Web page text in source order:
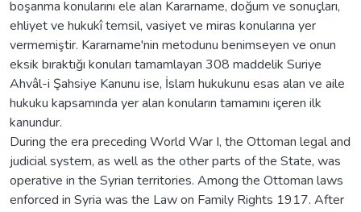
boşanma konularını ele alan Kararname, doğum ve sonuçları,
ehliyet ve hukukî temsil, vasiyet ve miras konularına yer
vermemiştir. Kararname'nin metodunu benimseyen ve onun
eksik bıraktığı konuları tamamlayan 308 maddelik Suriye
Ahvâl-i Şahsiye Kanunu ise, İslam hukukunu esas alan ve aile
hukuku kapsamında yer alan konuların tamamını içeren ilk
kanundur.
During the era preceding World War I, the Ottoman legal and
judicial system, as well as the other parts of the State, was
operative in the Syrian territories. Among the Ottoman laws
enforced in Syria was the Law on Family Rights 1917. After